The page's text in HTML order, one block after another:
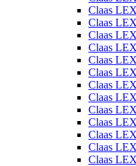
Claas
Claas
Claas
Claas
Claas
Claas
Claas
Claas
Claas
Claas
Claas
Claas
Claas